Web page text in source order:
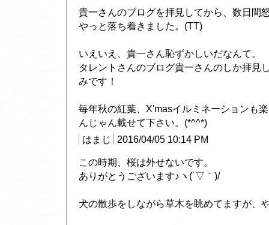
貴一さんのブログを拝見してから、数日間
やっと落ち着きました。(TT)
いえいえ、貴一さん恥ずかしいだなんて。
タレントさんのブログ貴一さんのしか拝見
みです！
毎年秋の紅葉、X'masイルミネーションも
んじゃん載せて下さい。(*^^*)
はまじ
2016/04/05 10:14 PM
この時期、桜は外せないです。
ありがとうございます♪ヽ(´▽｀)/
犬の散歩をしながら草木を眺めてますが、